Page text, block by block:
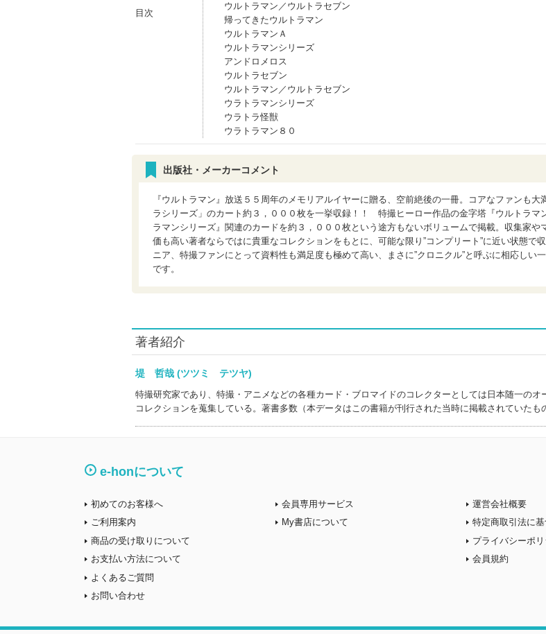
目次
ウルトラマン／ウルトラセブン
帰ってきたウルトラマン
ウルトラマンＡ
ウルトラマンシリーズ
アンドロメロス
ウルトラセブン
ウルトラマン／ウルトラセブン
ウラトラマンシリーズ
ウラトラ怪獣
ウラトラマン８０
出版社・メーカーコメント
『ウルトラマン』放送５５周年のメモリアルイヤーに贈る、空前絶後の一冊。コアなファンも大
ラシリーズ」のカート約３，０００枚を一挙収録！！ 特撮ヒーロー作品の金字塔『ウルトラマ
ラマンシリーズ』関連のカードを約３，０００枚という途方もないボリュームで掲載。収集家や
価も高い著者ならではに貴重なコレクションをもとに、可能な限り”コンプリート”に近い状態で
ニア、特撮ファンにとって資料性も満足度も極めて高い、まさに”クロニクル”と呼ぶに相応しい
です。
著者紹介
堤 哲哉 (ツツミ テツヤ)
特撮研究家であり、特撮・アニメなどの各種カード・ブロマイドのコレクターとしては日本随一のオ
コレクションを蒐集している。著書多数（本データはこの書籍が刊行された当時に掲載されていたも
e-honについて
初めてのお客様へ
ご利用案内
商品の受け取りについて
お支払い方法について
よくあるご質問
お問い合わせ
会員専用サービス
My書店について
運営会社概要
特定商取引法に
プライバシーポ
会員規約